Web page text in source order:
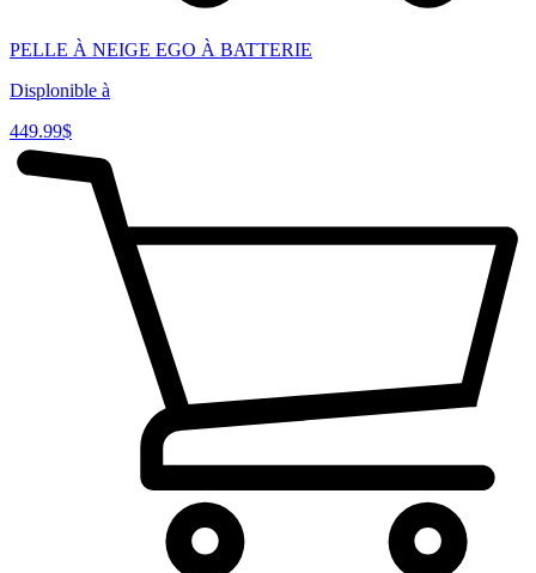
PELLE À NEIGE EGO À BATTERIE
Displonible à
449.99$